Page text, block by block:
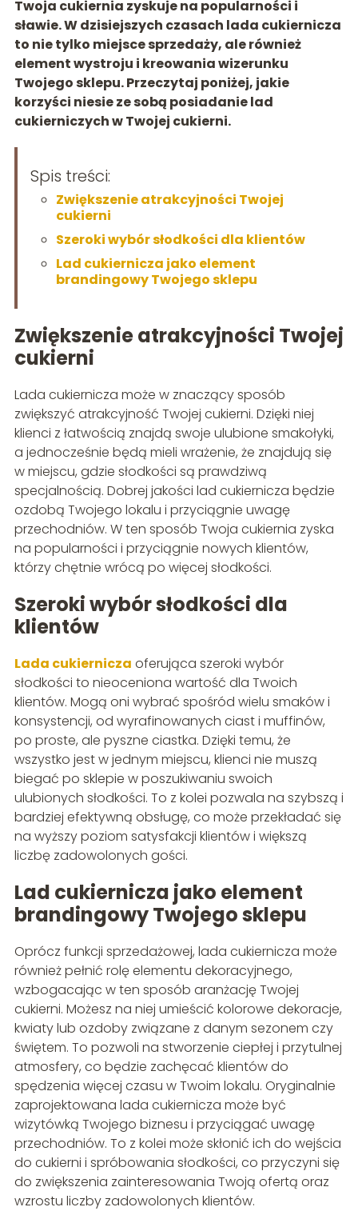
Twoja cukiernia zyskuje na popularności i
sławie. W dzisiejszych czasach lada cukiernicza
to nie tylko miejsce sprzedaży, ale również
element wystroju i kreowania wizerunku
Twojego sklepu. Przeczytaj poniżej, jakie
korzyści niesie ze sobą posiadanie lad
cukierniczych w Twojej cukierni.
Spis treści:
Zwiększenie atrakcyjności Twojej
cukierni
Szeroki wybór słodkości dla klientów
Lad cukiernicza jako element
brandingowy Twojego sklepu
Zwiększenie atrakcyjności Twojej
cukierni
Lada cukiernicza może w znaczący sposób
zwiększyć atrakcyjność Twojej cukierni. Dzięki niej
klienci z łatwością znajdą swoje ulubione smakołyki,
a jednocześnie będą mieli wrażenie, że znajdują się
w miejscu, gdzie słodkości są prawdziwą
specjalnością. Dobrej jakości lad cukiernicza będzie
ozdobą Twojego lokalu i przyciągnie uwagę
przechodniów. W ten sposób Twoja cukiernia zyska
na popularności i przyciągnie nowych klientów,
którzy chętnie wrócą po więcej słodkości.
Szeroki wybór słodkości dla
klientów
Lada cukiernicza oferująca szeroki wybór
słodkości to nieoceniona wartość dla Twoich
klientów. Mogą oni wybrać spośród wielu smaków i
konsystencji, od wyrafinowanych ciast i muffinów,
po proste, ale pyszne ciastka. Dzięki temu, że
wszystko jest w jednym miejscu, klienci nie muszą
biegać po sklepie w poszukiwaniu swoich
ulubionych słodkości. To z kolei pozwala na szybszą i
bardziej efektywną obsługę, co może przekładać się
na wyższy poziom satysfakcji klientów i większą
liczbę zadowolonych gości.
Lad cukiernicza jako element
brandingowyTwojego sklepu
Oprócz funkcji sprzedażowej, lada cukiernicza może
również pełnić rolę elementu dekoracyjnego,
wzbogacając w ten sposób aranżację Twojej
cukierni. Możesz na niej umieścić kolorowe dekoracje,
kwiaty lub ozdoby związane z danym sezonem czy
świętem. To pozwoli na stworzenie ciepłej i przytulnej
atmosfery, co będzie zachęcać klientów do
spędzenia więcej czasu w Twoim lokalu. Oryginalnie
zaprojektowana lada cukiernicza może być
wizytówką Twojego biznesu i przyciągać uwagę
przechodniów. To z kolei może skłonić ich do wejścia
do cukierni i spróbowania słodkości, co przyczyni się
do zwiększenia zainteresowania Twoją ofertą oraz
wzrostu liczby zadowolonych klientów.